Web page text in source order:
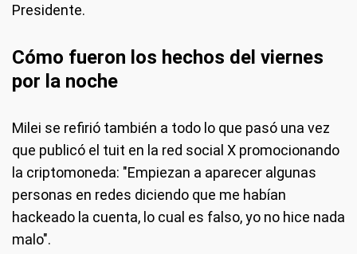
Presidente.
Cómo fueron los hechos del viernes
por la noche
Milei se refirió también a todo lo que pasó una vez
que publicó el tuit en la red social X promocionando
la criptomoneda: "Empiezan a aparecer algunas
personas en redes diciendo que me habían
hackeado la cuenta, lo cual es falso, yo no hice nada
malo".